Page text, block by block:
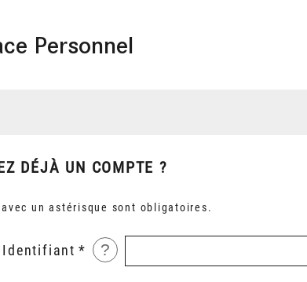
Personnel
DÉJÀ UN COMPTE ?
avec un astérisque sont obligatoires.
Identifiant ?